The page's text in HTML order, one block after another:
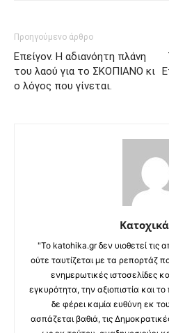
Προηγούμενο άρθρο
Επείγον. Η αδιανόητη πλάνη
του λαού για το ΣΚΟΠΙΑΝΟ κι
ο λόγος που γίνεται.
"Το katohika.gr δεν υιοθετεί
ούτε ταυτίζεται με τα ρεπορτάζ
ενημερωτικές ιστοσελίδες
εγκυρότητα, την αξιοπιστία και
δε φέρει καμία ευθύνη εκ
ασπάζεται βαθιά, τις